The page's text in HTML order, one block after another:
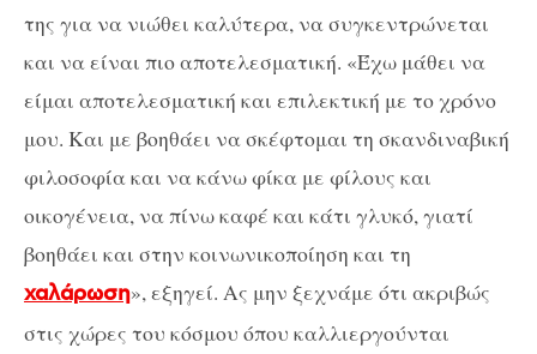
της για να νιώθει καλύτερα, να συγκεντρώνεται
και να είναι πιο αποτελεσματική. «Έχω μάθει να
είμαι αποτελεσματική και επιλεκτική με το χρόνο
μου. Και με βοηθάει να σκέφτομαι τη σκανδιναβική
φιλοσοφία και να κάνω φίκα με φίλους και
οικογένεια, να πίνω καφέ και κάτι γλυκό, γιατί
βοηθάει και στην κοινωνικοποίηση και τη
χαλάρωση», εξηγεί. Ας μην ξεχνάμε ότι ακριβώς
στις χώρες του κόσμου όπου καλλιεργούνται